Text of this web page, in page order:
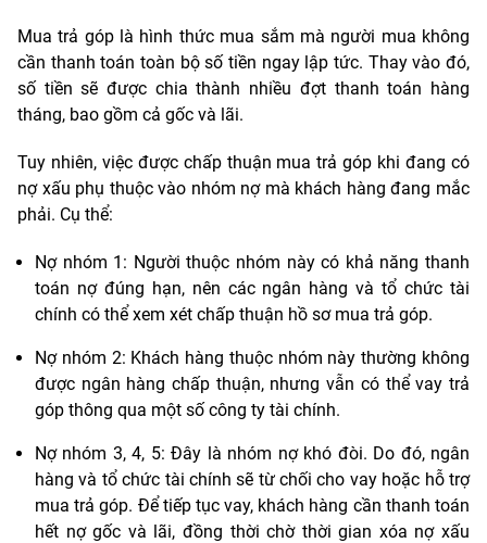
Mua trả góp là hình thức mua sắm mà người mua không
cần thanh toán toàn bộ số tiền ngay lập tức. Thay vào đó,
số tiền sẽ được chia thành nhiều đợt thanh toán hàng
tháng, bao gồm cả gốc và lãi.
Tuy nhiên, việc được chấp thuận mua trả góp khi đang có
nợ xấu phụ thuộc vào nhóm nợ mà khách hàng đang mắc
phải. Cụ thể:
Nợ nhóm 1: Người thuộc nhóm này có khả năng thanh
toán nợ đúng hạn, nên các ngân hàng và tổ chức tài
chính có thể xem xét chấp thuận hồ sơ mua trả góp.
Nợ nhóm 2: Khách hàng thuộc nhóm này thường không
được ngân hàng chấp thuận, nhưng vẫn có thể vay trả
góp thông qua một số công ty tài chính.
Nợ nhóm 3, 4, 5: Đây là nhóm nợ khó đòi. Do đó, ngân
hàng và tổ chức tài chính sẽ từ chối cho vay hoặc hỗ trợ
mua trả góp. Để tiếp tục vay, khách hàng cần thanh toán
hết nợ gốc và lãi, đồng thời chờ thời gian xóa nợ xấu